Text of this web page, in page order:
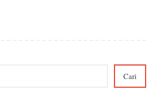
Cari